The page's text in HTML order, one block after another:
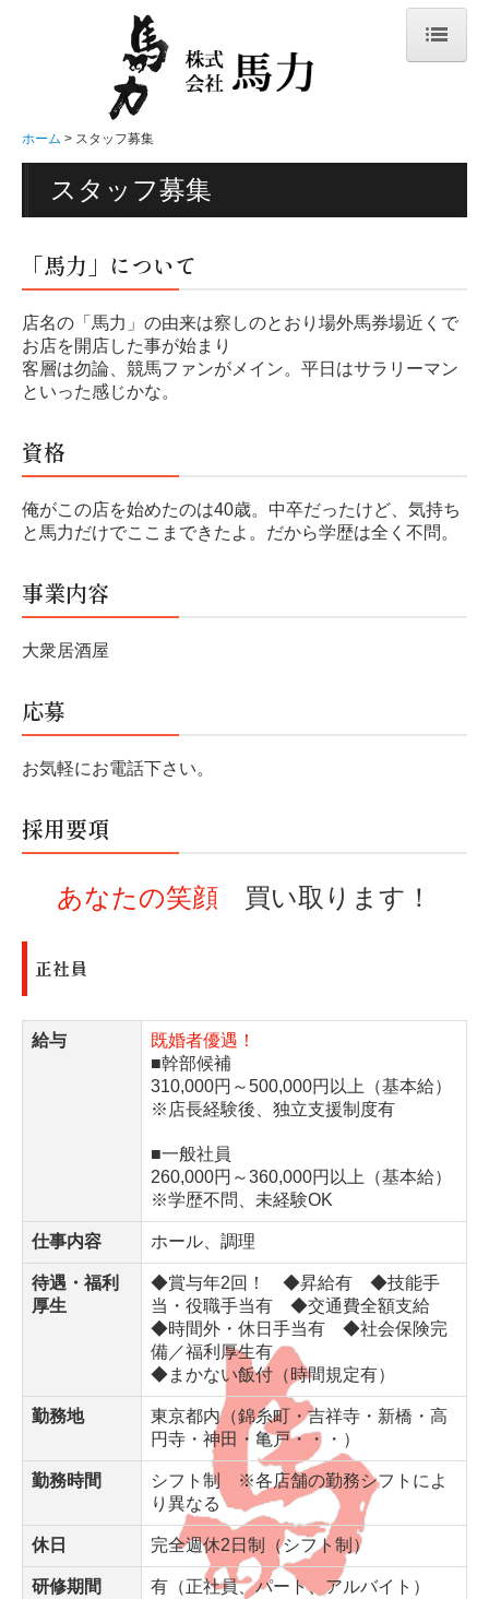
メニュー表
大衆酒場 馬力のこだわり
会社概要
ビジネスの特長
事業内容
FC展開（募集）
お問合せ
個人情報保護方針
ホーム スタッフ募集
スタッフ募集
「馬力」について
店名の「馬力」の由来は察しのとおり場外馬券場近くで
お店を開店した事が始まり
客層は勿論、競馬ファンがメイン。平日はサラリーマン
といった感じかな。
資格
俺がこの店を始めたのは40歳。中卒だったけど、気持ち
と馬力だけでここまできたよ。だから学歴は全く不問。
事業内容
大衆居酒屋
応募
お気軽にお電話下さい。
採用要項
あなたの笑顔 買い取ります！
正社員
給与
既婚者優遇！
■幹部候補
310,000円～500,000円以上（基本給）
※店長経験後、独立支援制度有
■一般社員
260,000円～360,000円以上（基本給）
※学歴不問、未経験OK
仕事内容 ホール、調理
待遇・福利
厚生
◆賞与年2回！ ◆昇給有 ◆技能手
当・役職手当有 ◆交通費全額支給
◆時間外・休日手当有 ◆社会保険完
備／福利厚生有
◆まかない飯付（時間規定有）
勤務地
東京都内（錦糸町・吉祥寺・新橋・高
円寺・神田・亀戸・・・）
勤務時間
シフト制 ※各店舗の勤務シフトによ
り異なる
休日 完全週休2日制（シフト制）
研修期間 有（正社員、パート、アルバイト）